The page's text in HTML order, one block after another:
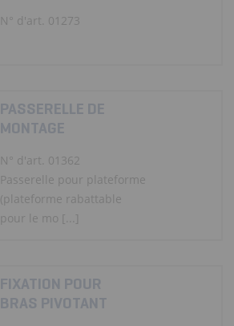
N° d'art. 01273
PASSERELLE DE
MONTAGE
N° d'art. 01362
Passerelle pour plateforme
(plateforme rabattable
pour le mo [...]
FIXATION POUR
BRAS PIVOTANT